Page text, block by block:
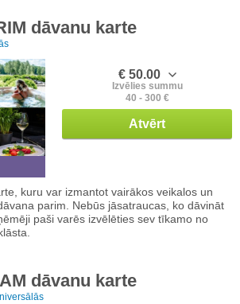
dāvanu karte
€ 50.00
Izvēlies summu
40 - 300 €
Atvērt
kuru var izmantot vairākos veikalos un
parim. Nebūs jāsatraucas, ko dāvināt
paši varēs izvēlēties sev tīkamo no
dāvanu karte